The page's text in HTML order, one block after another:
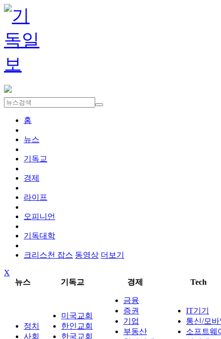
홈
뉴스
기독교
경제
라이프
오피니언
기독대학
크리스천 잡스 동영상 더보기
X
뉴스
기독교 경제 Tech
정치
사회
미국교회
한인교회
한국교회
금융
증권
기업
부동산
IT기기
통신/모
소프트웨